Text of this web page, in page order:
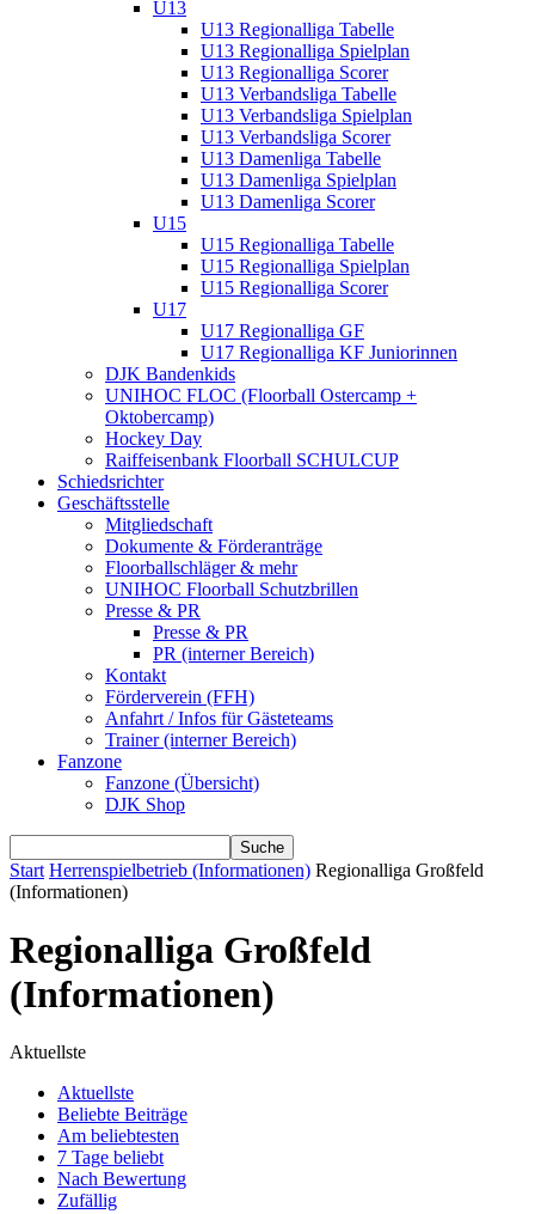
U13
U13 Regionalliga Tabelle
U13 Regionalliga Spielplan
U13 Regionalliga Scorer
U13 Verbandsliga Tabelle
U13 Verbandsliga Spielplan
U13 Verbandsliga Scorer
U13 Damenliga Tabelle
U13 Damenliga Spielplan
U13 Damenliga Scorer
U15
U15 Regionalliga Tabelle
U15 Regionalliga Spielplan
U15 Regionalliga Scorer
U17
U17 Regionalliga GF
U17 Regionalliga KF Juniorinnen
DJK Bandenkids
UNIHOC FLOC (Floorball Ostercamp +
Oktobercamp)
Hockey Day
Raiffeisenbank Floorball SCHULCUP
Schiedsrichter
Geschäftsstelle
Mitgliedschaft
Dokumente & Förderanträge
Floorballschläger & mehr
UNIHOC Floorball Schutzbrillen
Presse & PR
Presse & PR
PR (interner Bereich)
Kontakt
Förderverein (FFH)
Anfahrt / Infos für Gästeteams
Trainer (interner Bereich)
Fanzone
Fanzone (Übersicht)
DJK Shop
Start Herrenspielbetrieb (Informationen) Regionalliga Großfeld
(Informationen)
Regionalliga Großfeld
(Informationen)
Aktuellste
Aktuellste
Beliebte Beiträge
Am beliebtesten
7 Tage beliebt
Nach Bewertung
Zufällig